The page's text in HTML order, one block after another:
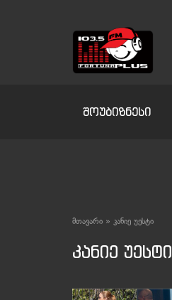
შოუბიზნესი
მთავარი » კანიე უესტი
კანიე უესტი